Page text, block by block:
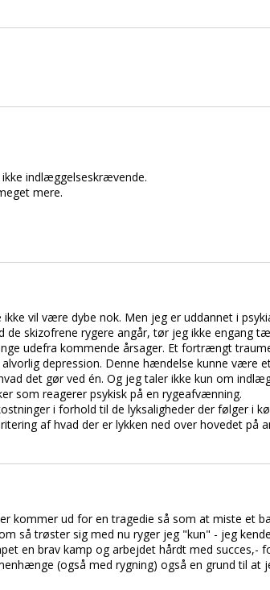
indlæggelseskrævende.
mere.
vil være dybe nok. Men jeg er uddannet i
skizofrene rygere angår, tør jeg ikke engang
udefra kommende årsager. Et fortrængt
depression. Denne hændelse kunne være
det gør ved én. Og jeg taler ikke kun om
som reagerer psykisk på en rygeafvænning.
i forhold til de lyksaligheder der følger i
af hvad der er lykken ned over hovedet på
kommer ud for en tragedie så som at miste et
så trøster sig med nu ryger jeg "kun" - jeg
en brav kamp og arbejdet hårdt med succes,-
(også med rygning) også en grund til at